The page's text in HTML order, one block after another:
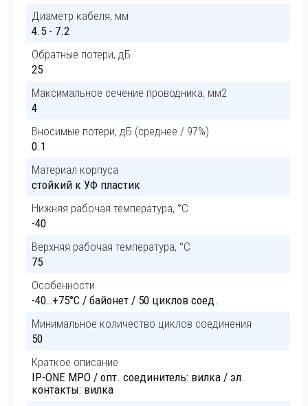
Диаметр кабеля, мм
4.5 - 7.2
Обратные потери, дБ
25
Максимальное сечение проводника, мм2
4
Вносимые потери, дБ (среднее / 97%)
0.1
Материал корпуса
стойкий к УФ пластик
Нижняя рабочая температура, °C
-40
Верхняя рабочая температура, °C
75
Особенности
-40…+75°C / байонет / 50 циклов соед.
Минимальное количество циклов соединения
50
Краткое описание
IP-ONE MPO / опт. соединитель: вилка / эл.
контакты: вилка